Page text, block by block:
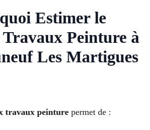
Estimer le
Peinture à
Les Martigues
travaux peinture permet de :